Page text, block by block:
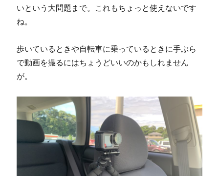
いという大問題まで。これもちょっと使えないです
ね。
歩いているときや自転車に乗っているときに手ぶら
で動画を撮るにはちょうどいいのかもしれません
が。